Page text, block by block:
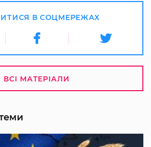
В СОЦМЕРЕЖАХ
ВСІ МАТЕРІАЛИ